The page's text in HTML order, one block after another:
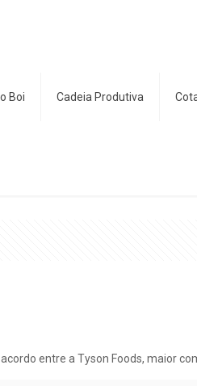
Boi Cadeia Produtiva
entre a Tyson Foods, maior